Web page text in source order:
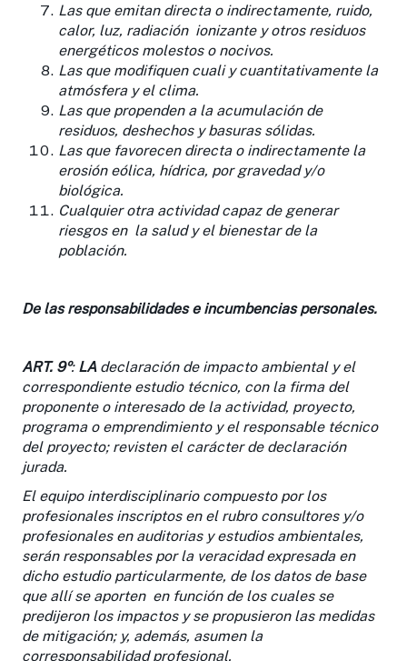
Las que emitan directa o indirectamente, ruido,
calor, luz, radiación ionizante y otros residuos
energéticos molestos o nocivos.
Las que modifiquen cuali y cuantitativamente la
atmósfera y el clima.
Las que propenden a la acumulación de
residuos, deshechos y basuras sólidas.
Las que favorecen directa o indirectamente la
erosión eólica, hídrica, por gravedad y/o
biológica.
Cualquier otra actividad capaz de generar
riesgos en la salud y el bienestar de la
población.
De las responsabilidades e incumbencias personales.
ART. 9º: LA declaración de impacto ambiental y el
correspondiente estudio técnico, con la firma del
proponente o interesado de la actividad, proyecto,
programa o emprendimiento y el responsable técnico
del proyecto; revisten el carácter de declaración
jurada.
El equipo interdisciplinario compuesto por los
profesionales inscriptos en el rubro consultores y/o
profesionales en auditorias y estudios ambientales,
serán responsables por la veracidad expresada en
dicho estudio particularmente, de los datos de base
que allí se aporten en función de los cuales se
predijeron los impactos y se propusieron las medidas
de mitigación; y, además, asumen la
corresponsabilidad profesional.